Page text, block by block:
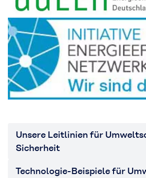
Unsere Leitlinien für
Sicherheit
Technologie-Beispiele für